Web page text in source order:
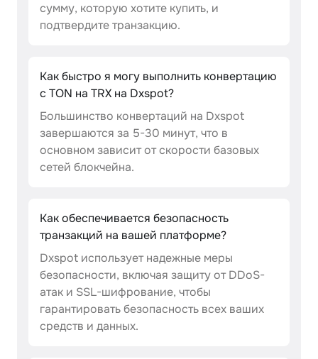
сумму, которую хотите купить, и
подтвердите транзакцию.
Как быстро я могу выполнить конвертацию
с TON на TRX на Dxspot?
Большинство конвертаций на Dxspot
завершаются за 5-30 минут, что в
основном зависит от скорости базовых
сетей блокчейна.
Как обеспечивается безопасность
транзакций на вашей платформе?
Dxspot использует надежные меры
безопасности, включая защиту от DDoS-
атак и SSL-шифрование, чтобы
гарантировать безопасность всех ваших
средств и данных.